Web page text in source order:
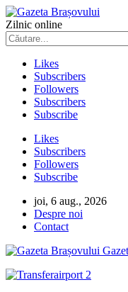
Zilnic online
Likes
Subscribers
Followers
Subscribers
Subscribe
Likes
Subscribers
Followers
Subscribe
joi, 6 aug., 2026
Despre noi
Contact